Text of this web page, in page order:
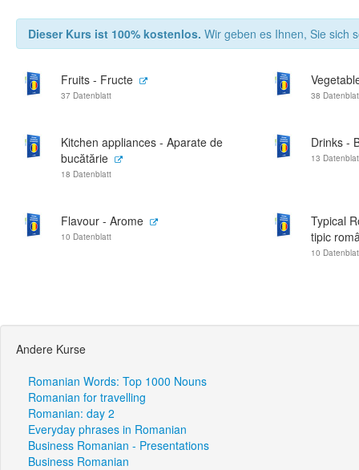
Dieser Kurs ist 100% kostenlos. Wir geben es Ihnen, Sie sich
Fruits - Fructe
37 Datenblatt 38
Kitchen appliances - Aparate de
bucătărie
18 Datenblatt
Drinks -
13
Flavour - Arome
10 Datenblatt
Typical
tipic
10
Andere Kurse
Romanian Words: Top 1000 Nouns
Romanian for travelling
Romanian: day 2
Everyday phrases in Romanian
Business Romanian - Presentations
Business Romanian